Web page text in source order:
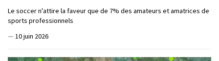
Le soccer n'attire la faveur que de 7% des amateurs et amatrices de
sports professionnels
— 10 juin 2026